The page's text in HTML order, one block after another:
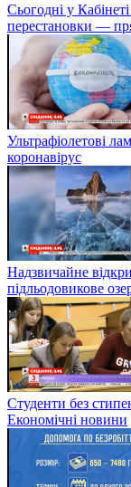
Сьогодні у
перестановки —
Ультрафіолетові
коронавірус
Надзвичайне
підльодовикове
Студенти без
Економічні новини